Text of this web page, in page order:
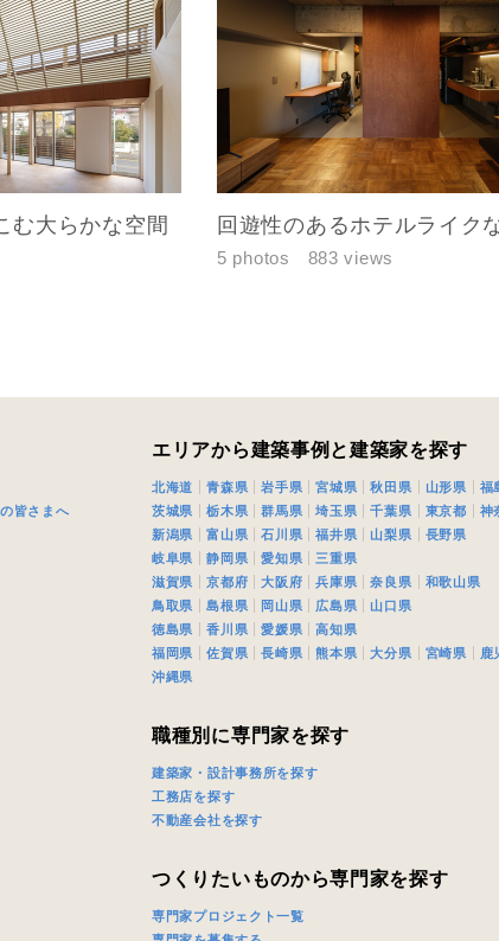
む大らかな空間 回遊性のあるホテルライク
5 photos 883 views
都道府県
市区町村
町名
希望の予算
完成希望時期
当社はお客様からいただいた個人情報を，お客様が指定された専
閉じる
皆さまへ
エリアから建築事例と建築家を探す
北海道 青森県 岩手県 宮城県 秋田県 山形県
福
茨城県
栃木県 群馬県 埼玉県 千葉県 東京都
神
新潟県
富山県 石川県 福井県 山梨県
長野県
岐阜県
静岡県 愛知県
三重県
滋賀県
京都府 大阪府 兵庫県 奈良県
和歌山県
鳥取県
島根県 岡山県 広島県
山口県
徳島県
香川県 愛媛県
高知県
福岡県
佐賀県 長崎県 熊本県 大分県 宮崎県
鹿
沖縄県
職種別に専門家を探す
建築家・設計事務所を探す
工務店を探す
不動産会社を探す
つくりたいものから専門家を探す
専門家プロジェクト一覧